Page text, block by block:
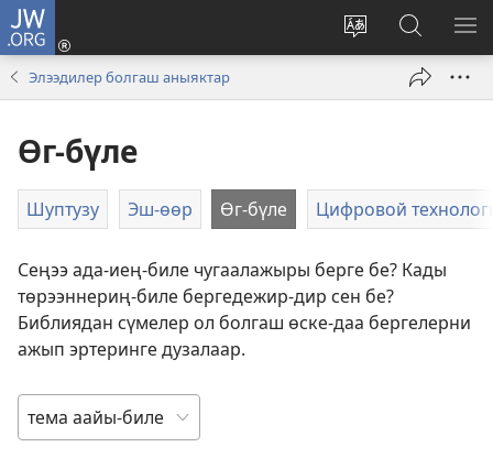
JW.ORG
Change
language
Кирер
(opens
JW.ORG-
ка
Элээдилер болгаш аныяктар
Өг-бүле
Шуптузу Эш-өөр Өг-бүле Цифровой
Сеңээ ада-иең-биле чугаалажыры берге бе? Кады
төрээннериң-биле бергедежир-дир сен бе?
Библиядан сүмелер ол болгаш өске-даа бергелерни
ажып эртеринге дузалаар.